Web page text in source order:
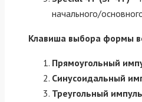
начального/
Клавиша выбора формы
Прямоугольный
Синусоидальный
Треугольный